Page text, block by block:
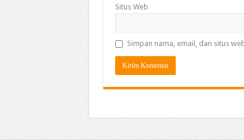
Situs Web
Simpan nama, email, dan situs